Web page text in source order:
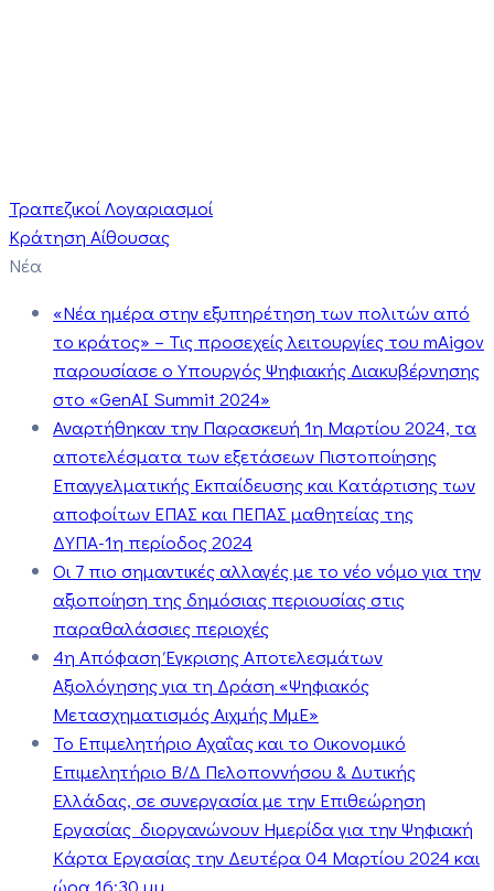
Τραπεζικοί Λογαριασμοί
Κράτηση Αίθουσας
Νέα
«Νέα ημέρα στην εξυπηρέτηση των πολιτών από
το κράτος» – Τις προσεχείς λειτουργίες του mAigov
παρουσίασε ο Υπουργός Ψηφιακής Διακυβέρνησης
στο «GenAI Summit 2024»
Αναρτήθηκαν την Παρασκευή 1η Μαρτίου 2024, τα
αποτελέσματα των εξετάσεων Πιστοποίησης
Επαγγελματικής Εκπαίδευσης και Κατάρτισης των
αποφοίτων ΕΠΑΣ και ΠΕΠΑΣ μαθητείας της
ΔΥΠΑ-1η περίοδος 2024
Οι 7 πιο σημαντικές αλλαγές με το νέο νόμο για την
αξιοποίηση της δημόσιας περιουσίας στις
παραθαλάσσιες περιοχές
4η Απόφαση Έγκρισης Αποτελεσμάτων
Αξιολόγησης για τη Δράση «Ψηφιακός
Μετασχηματισμός Αιχμής ΜμΕ»
Το Επιμελητήριο Αχαΐας και το Οικονομικό
Επιμελητήριο Β/Δ Πελοποννήσου & Δυτικής
Ελλάδας, σε συνεργασία με την Επιθεώρηση
Εργασίας διοργανώνουν Ημερίδα για την Ψηφιακή
Κάρτα Εργασίας την Δευτέρα 04 Μαρτίου 2024 και
ώρα 16:30 μμ.